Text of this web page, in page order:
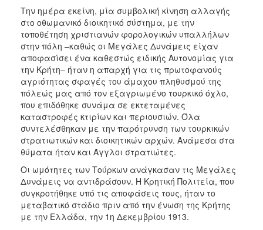
Την ημέρα εκείνη, μία συμβολική κίνηση αλλαγής
στο οθωμανικό διοικητικό σύστημα, με την
τοποθέτηση χριστιανών φορολογικών υπαλλήλων
στην πόλη –καθώς οι Μεγάλες Δυνάμεις είχαν
αποφασίσει ένα καθεστώς ειδικής Αυτονομίας για
την Κρήτη– ήταν η απαρχή για τις πρωτοφανούς
αγριότητας σφαγές του άμαχου πληθυσμού της
πόλεώς μας από τον εξαγριωμένο τουρκικό όχλο,
που επιδόθηκε συνάμα σε εκτεταμένες
καταστροφές κτιρίων και περιουσιών. Όλα
συντελέσθηκαν με την παρότρυνση των τουρκικών
στρατιωτικών και διοικητικών αρχών. Ανάμεσα στα
θύματα ήταν και Άγγλοι στρατιώτες.
Οι ωμότητες των Τούρκων ανάγκασαν τις Μεγάλες
Δυνάμεις να αντιδράσουν. Η Κρητική Πολιτεία, που
συγκροτήθηκε υπό τις αποφάσεις τους, ήταν το
μεταβατικό στάδιο πριν από την ένωση της Κρήτης
με την Ελλάδα, την 1η Δεκεμβρίου 1913.